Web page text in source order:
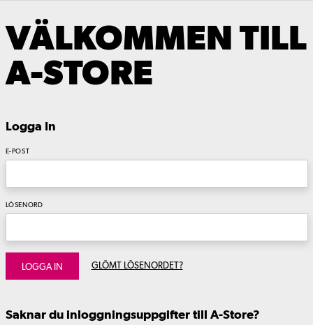
VÄLKOMMEN TILL
A-STORE
Logga In
E-POST
LÖSENORD
LOGGA IN GLÖMT LÖSENORDET?
Saknar du inloggningsuppgifter till A-Store?